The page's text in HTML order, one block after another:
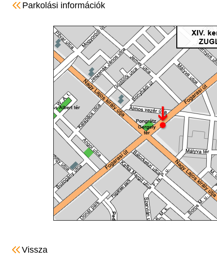
Parkolási információk
Vissza